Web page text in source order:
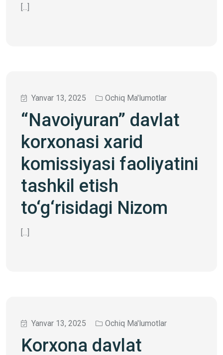
[...]
Yanvar 13, 2025 Ochiq Ma'lumotlar
“Navoiyuran” davlat
korxonasi xarid
komissiyasi faoliyatini
tashkil etish
to‘g‘risidagi Nizom
[...]
Yanvar 13, 2025 Ochiq Ma'lumotlar
Korxona davlat